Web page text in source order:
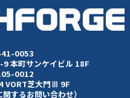
0053
本町サンケイビル 18F
0012
VORT芝大門Ⅲ 9F
するお問い合わせ）